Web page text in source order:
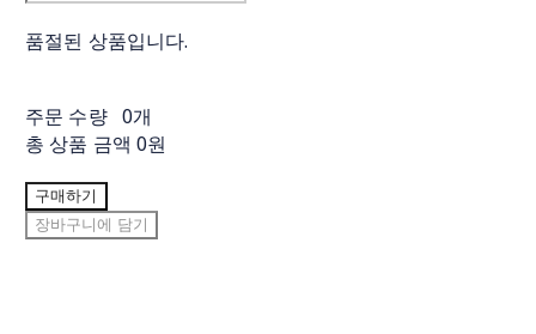
품절된 상품입니다.
주문 수량 0개
총 상품 금액 0원
구매하기
장바구니에 담기